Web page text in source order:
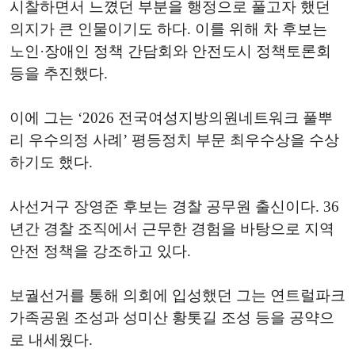
시찰하면서 느꼈던 부분을 행정으로 풀고자 했던
의지가 큰 인물이기도 하다. 이를 위해 차 후보는
노인·장애인 정책 간담회와 안전도시 정책토론회
등을 추진했다.
이에 그는 ‘2026 전국여성지방의원네트워크 풀뿌
리 우수의정 사례’ 평등정치 부문 최우수상을 수상
하기도 했다.
사선거구 장영준 후보는 경찰 공무원 출신이다. 36
년간 경찰 조직에서 근무한 경험을 바탕으로 지역
안전 정책을 강조하고 있다.
보궐선거를 통해 의회에 입성했던 그는 연트럴파크
가족공원 조성과 성미산 황톳길 조성 등을 공약으
로 내세웠다.